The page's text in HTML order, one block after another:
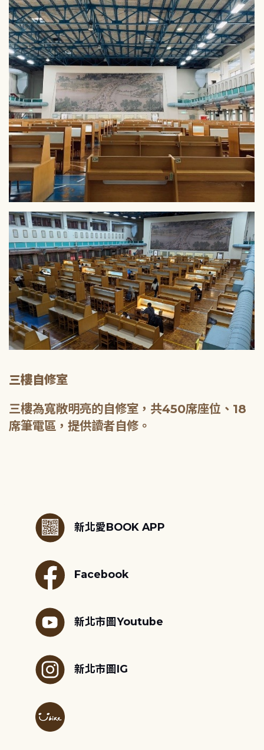
三樓自修室
三樓為寬敞明亮的自修室，共450席座位、18
席筆電區，提供讀者自修。
新北愛BOOK APP
Facebook
新北市圖Youtube
新北市圖IG